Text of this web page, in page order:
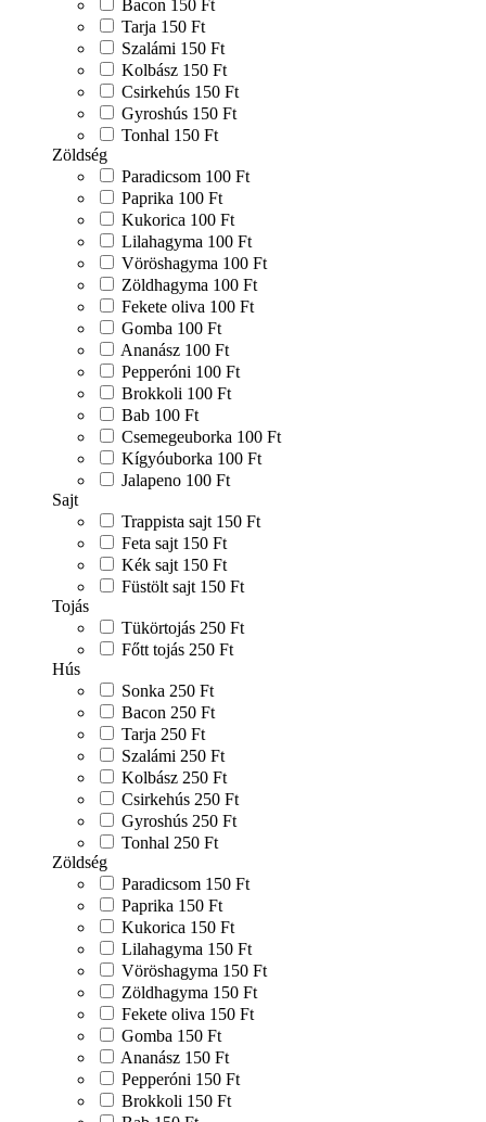
Bacon 150 Ft
Tarja 150 Ft
Szalámi 150 Ft
Kolbász 150 Ft
Csirkehús 150 Ft
Gyroshús 150 Ft
Tonhal 150 Ft
Zöldség
Paradicsom 100 Ft
Paprika 100 Ft
Kukorica 100 Ft
Lilahagyma 100 Ft
Vöröshagyma 100 Ft
Zöldhagyma 100 Ft
Fekete oliva 100 Ft
Gomba 100 Ft
Ananász 100 Ft
Pepperóni 100 Ft
Brokkoli 100 Ft
Bab 100 Ft
Csemegeuborka 100 Ft
Kígyóuborka 100 Ft
Jalapeno 100 Ft
Sajt
Trappista sajt 150 Ft
Feta sajt 150 Ft
Kék sajt 150 Ft
Füstölt sajt 150 Ft
Tojás
Tükörtojás 250 Ft
Főtt tojás 250 Ft
Hús
Sonka 250 Ft
Bacon 250 Ft
Tarja 250 Ft
Szalámi 250 Ft
Kolbász 250 Ft
Csirkehús 250 Ft
Gyroshús 250 Ft
Tonhal 250 Ft
Zöldség
Paradicsom 150 Ft
Paprika 150 Ft
Kukorica 150 Ft
Lilahagyma 150 Ft
Vöröshagyma 150 Ft
Zöldhagyma 150 Ft
Fekete oliva 150 Ft
Gomba 150 Ft
Ananász 150 Ft
Pepperóni 150 Ft
Brokkoli 150 Ft